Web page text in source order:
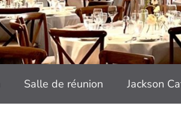
Salle de réunion Jackson